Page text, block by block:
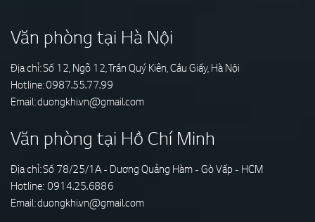
Văn phòng tại Hà Nội
Địa chỉ: Số 12, Ngõ 12, Trần Quý Kiên, Cầu Giấy, Hà Nội
Hotline:0987.55.77.99
Email:duongkhi.vn@gmail.com
Văn phòng tại Hồ Chí Minh
Địa chỉ: Số 78/25/1A - Dương Quảng Hàm - Gò Vấp - HCM
Hotline: 0914.25.6886
Email:duongkhi.vn@gmail.com